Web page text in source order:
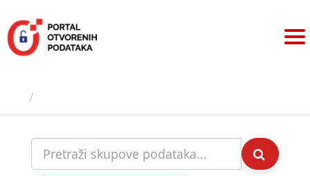
sadržaj